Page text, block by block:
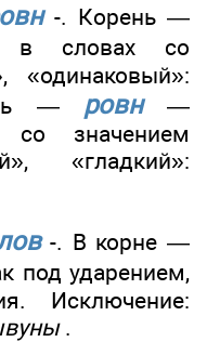
-. Корень —
словах со
«одинаковый»:
— ровн—
значением
«гладкий»:
-. В корне —
под ударением,
Исключение:
.